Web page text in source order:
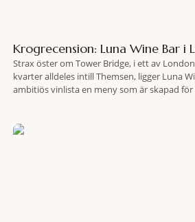
Krogrecension: Luna Wine Bar i
Strax öster om Tower Bridge, i ett av
kvarter alldeles intill Themsen, ligger Luna
ambitiös vinlista en meny som är skapad